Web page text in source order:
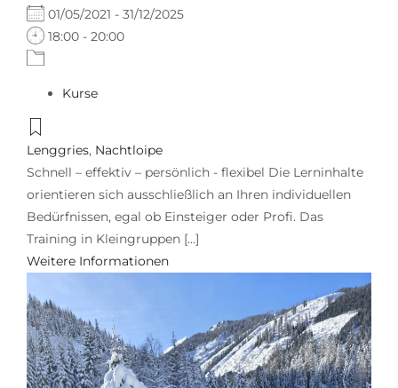
01/05/2021 - 31/12/2025
18:00 - 20:00
Kurse
Lenggries, Nachtloipe
Schnell – effektiv – persönlich - flexibel Die Lerninhalte
orientieren sich ausschließlich an Ihren individuellen
Bedürfnissen, egal ob Einsteiger oder Profi. Das
Training in Kleingruppen [...]
Weitere Informationen